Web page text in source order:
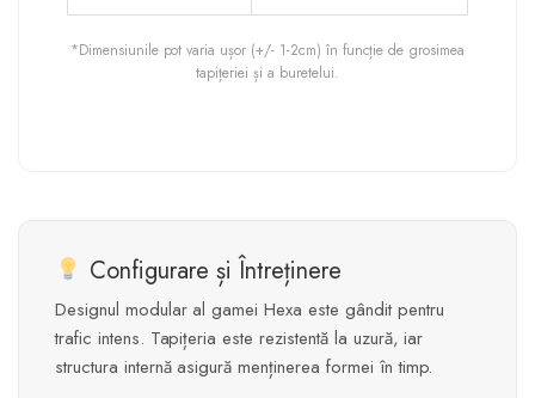
*Dimensiunile pot varia ușor (+/- 1-2cm) în funcție de grosimea
tapițeriei și a buretelui.
Configurare și Întreținere
Designul modular al gamei Hexa este gândit pentru
trafic intens. Tapițeria este rezistentă la uzură, iar
structura internă asigură menținerea formei în timp.